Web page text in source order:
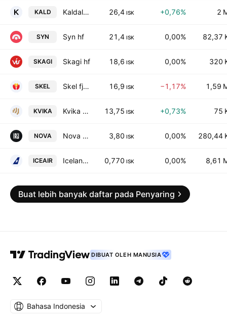
KALD Kaldalon hf 26,4 ISK +0,76% 2
SYN Syn hf 21,4 ISK 0,00% 82,37
SKAGI Skagi hf 18,6 ISK 0,00% 320
SKEL Skel fjarfestingafelag hf. 16,9 ISK −1,17% 1,59
KVIKA Kvika banki hf 13,75 ISK +0,73% 75
NOVA Nova Klubburinn hf. 3,80 ISK 0,00% 280,44
ICEAIR Icelandair Group hf 0,770 ISK 0,00% 8,61
Buat lebih banyak daftar pada Penyaring
DIBUAT OLEH MANUSIA
Bahasa Indonesia